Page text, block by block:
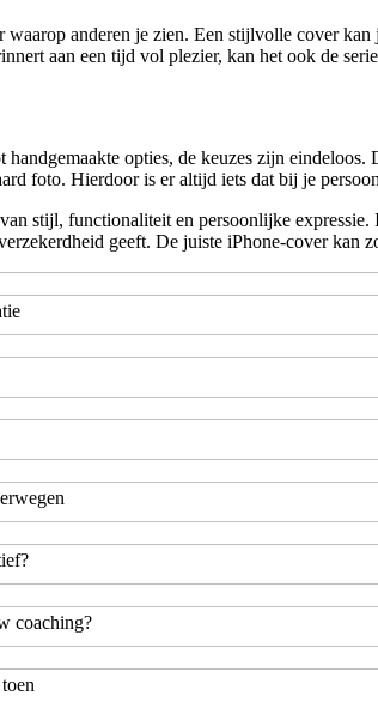
anderen je zien. Een stijlvolle cover
aan een tijd vol plezier, kan het ook de
opties, de keuzes zijn
foto. Hierdoor is er altijd iets dat bij je
stijl, functionaliteit en persoonlijke
geeft. De juiste iPhone-cover kan
coaching?